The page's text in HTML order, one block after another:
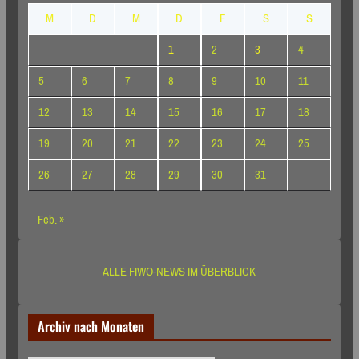
M
D M D F S
S
1
2 3
4
5
6 7 8 9 10
11
12
13 14 15 16 17
18
19
20 21 22 23 24
25
26
27 28 29 30
31
Feb. »
ALLE FIWO-NEWS IM ÜBERBLICK
Archiv nach Monaten